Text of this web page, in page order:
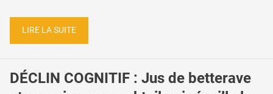
LIRE LA SUITE
DÉCLIN COGNITIF : Jus de betterave